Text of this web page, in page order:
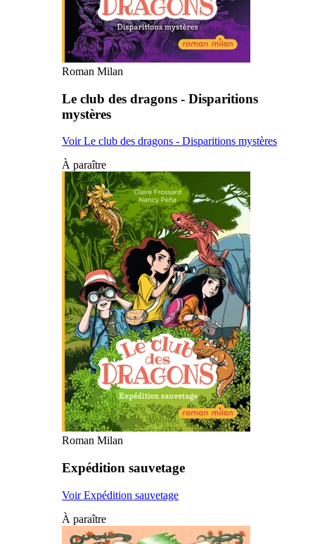
Roman Milan
Le club des dragons - Disparitions
mystères
Voir Le club des dragons - Disparitions mystères
À paraître
Roman Milan
Expédition sauvetage
Voir Expédition sauvetage
À paraître